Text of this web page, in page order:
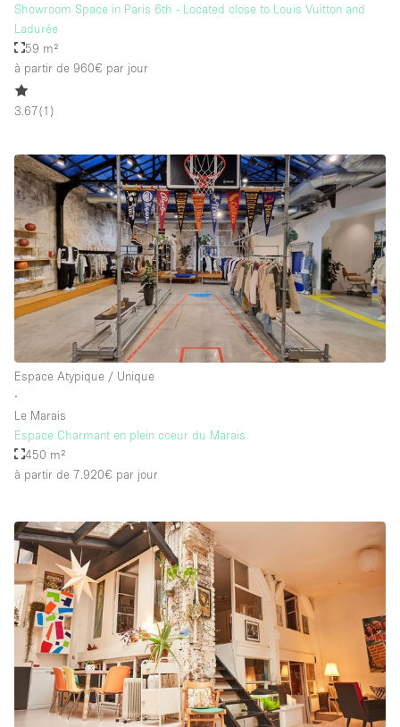
Showroom Space in Paris 6th - Located close to Louis Vuitton and
Ladurée
59 m²
à partir de 960€ par jour
3.67(1 )
Espace Atypique / Unique
∙
Le Marais
Espace Charmant en plein coeur du Marais
450 m²
à partir de 7.920€ par jour